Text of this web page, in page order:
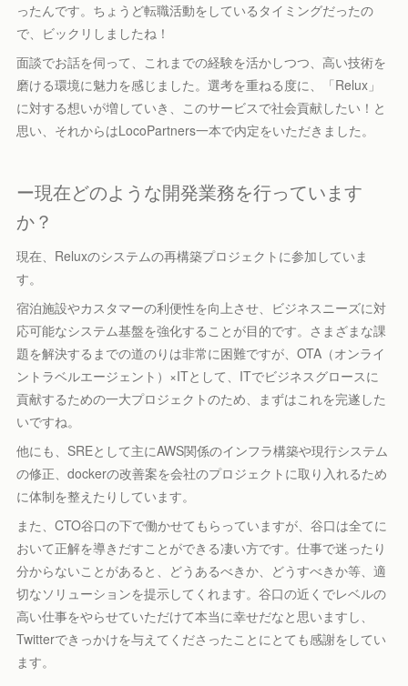
ったんです。ちょうど転職活動をしているタイミングだったの
で、ビックリしましたね！
面談でお話を伺って、これまでの経験を活かしつつ、高い技術を
磨ける環境に魅力を感じました。選考を重ねる度に、「Relux」
に対する想いが増していき、このサービスで社会貢献したい！と
思い、それからはLocoPartners一本で内定をいただきました。
ー現在どのような開発業務を行っています
か？
現在、Reluxのシステムの再構築プロジェクトに参加していま
す。
宿泊施設やカスタマーの利便性を向上させ、ビジネスニーズに対
応可能なシステム基盤を強化することが目的です。さまざまな課
題を解決するまでの道のりは非常に困難ですが、OTA（オンライ
ントラベルエージェント）×ITとして、ITでビジネスグロースに
貢献するための一大プロジェクトのため、まずはこれを完遂した
いですね。
他にも、SREとして主にAWS関係のインフラ構築や現行システム
の修正、dockerの改善案を会社のプロジェクトに取り入れるため
に体制を整えたりしています。
また、CTO谷口の下で働かせてもらっていますが、谷口は全てに
おいて正解を導きだすことができる凄い方です。仕事で迷ったり
分からないことがあると、どうあるべきか、どうすべきか等、適
切なソリューションを提示してくれます。谷口の近くでレベルの
高い仕事をやらせていただけて本当に幸せだなと思いますし、
Twitterできっかけを与えてくださったことにとても感謝をしてい
ます。